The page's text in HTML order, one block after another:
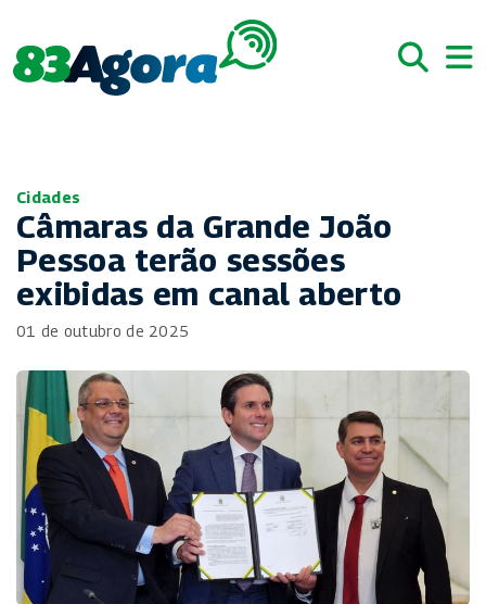
Cidades
Câmaras da Grande João
Pessoa terão sessões
exibidas em canal aberto
01 de outubro de 2025